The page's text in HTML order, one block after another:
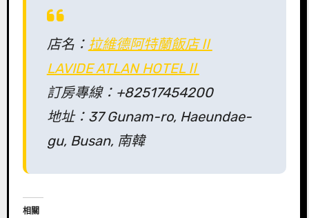
店名： 拉維德阿特蘭飯店Ⅱ
LAVIDE ATLAN HOTELⅡ
訂房專線：+82517454200
地址：37 Gunam-ro, Haeundae-
gu, Busan, 南韓
相關